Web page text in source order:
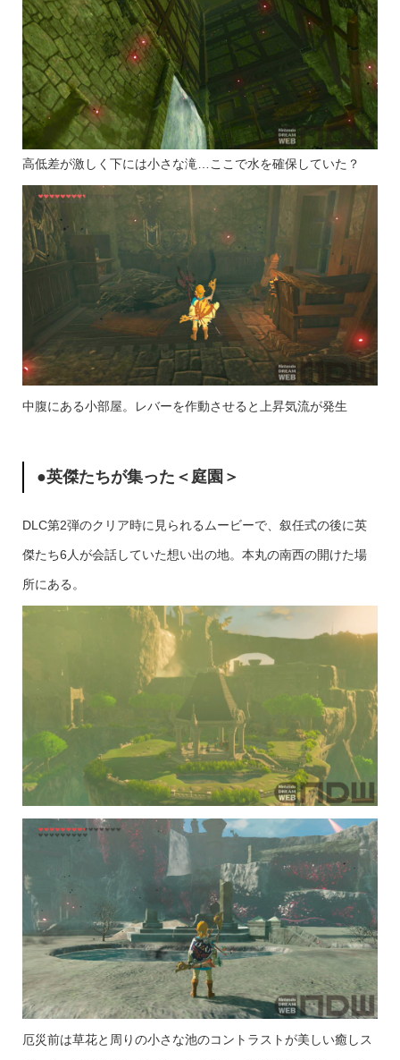
高低差が激しく下には小さな滝…ここで水を確保していた？
中腹にある小部屋。レバーを作動させると上昇気流が発生
●英傑たちが集った＜庭園＞
DLC第2弾のクリア時に見られるムービーで、叙任式の後に英
傑たち6人が会話していた想い出の地。本丸の南西の開けた場
所にある。
厄災前は草花と周りの小さな池のコントラストが美しい癒しス